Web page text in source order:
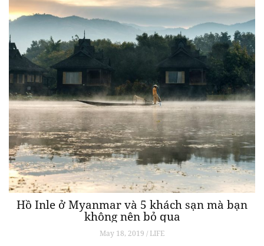
Hồ Inle ở Myanmar và 5 khách sạn mà bạn
không nên bỏ qua
May 18, 2019 / LIFE